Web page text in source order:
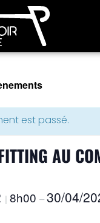
est passé.
AU
| 8h00 –30/04/